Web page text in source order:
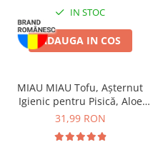
Zgărzi & Hamuri
Păsări
Hrană Păsări
Suplimente Nutritive
Delicii Păsări
IN STOC
ADAUGA IN COS
MIAU MIAU Tofu, Așternut
Igienic pentru Pisică, Aloe
Vera, 6L
31,99 RON